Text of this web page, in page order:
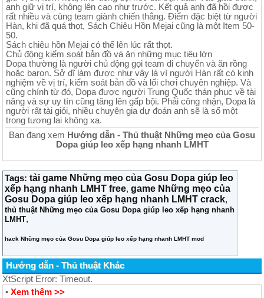
anh giữ vị trí, không lên cao như trước. Kết quả anh đã hồi được
rất nhiều và cùng team giành chiến thắng. Điểm đặc biệt từ người
Hàn, khi đã quá thọt, Sách Chiêu Hồn Mejai cũng là một Item 50-
50.
Sách chiêu hồn Mejai có thể lên lúc rất thọt.
Chủ động kiểm soát bản đồ và ăn những mục tiêu lớn
Dopa thường là người chủ động gọi team di chuyển và ăn rồng
hoặc baron. Sở dĩ làm được như vậy là vì người Hàn rất có kinh
nghiệm về vị trí, kiểm soát bản đồ và lối chơi chuyên nghiệp. Và
cũng chính từ đó, Dopa được người Trung Quốc thán phục về tài
năng và sự uy tín cũng tăng lên gấp bội. Phải công nhận, Dopa là
người rất tài giỏi, nhiều chuyên gia dự đoán anh sẽ là số một
trong tương lai không xa.
Bạn đang xem Hướng dẫn - Thủ thuật Những mẹo của Gosu
Dopa giúp leo xếp hạng nhanh LMHT
Tags: tải game Những mẹo của Gosu Dopa giúp leo
xếp hạng nhanh LMHT free, game Những mẹo của
Gosu Dopa giúp leo xếp hạng nhanh LMHT crack,
thủ thuật Những mẹo của Gosu Dopa giúp leo xếp hạng nhanh
LMHT,
hack Những mẹo của Gosu Dopa giúp leo xếp hạng nhanh LMHT mod
Hướng dẫn - Thủ thuật Khác
XtScript Error: Timeout.
• Xem thêm >>